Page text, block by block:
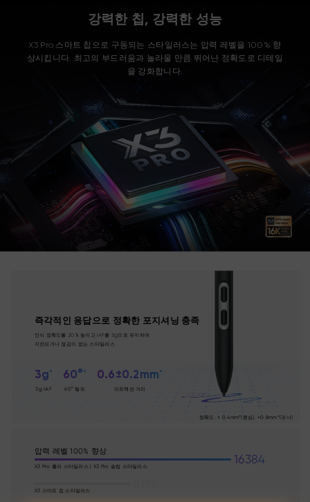
강력한 칩, 강력한 성능
X3 Pro 스마트 칩으로 구동되는 스타일러스는 압력 레벨을 100% 향
상시킵니다. 최고의 부드러움과 놀라울 만큼 뛰어난 정확도로 디테일
을 강화합니다.
즉각적인 응답으로 정확한 포지셔닝 충족
인식 정확도를 20% 높이고 IAF를 3g으로 유지하여
지연되거나 끊김이 없는 스타일러스
3g
3g IAF
60°
60° 틸트
0.6±0.2mm
리트렉션 거리
정확도: ± 0.4mm*(중심), +0.8mm*(코너)
압력 레벨 100% 향상
16384
X3 Pro 롤러 스타일러스 | X3 Pro 슬림 스타일러스
X3 스마트 칩 스타일러스